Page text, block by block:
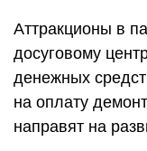
Аттракционы в
досуговому
денежных
на оплату
направят на